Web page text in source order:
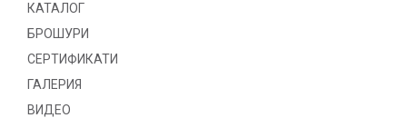
КАТАЛОГ
БРОШУРИ
СЕРТИФИКАТИ
ГАЛЕРИЯ
ВИДЕО